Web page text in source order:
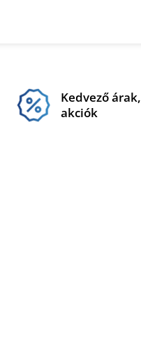
Kedvező árak,
akciók